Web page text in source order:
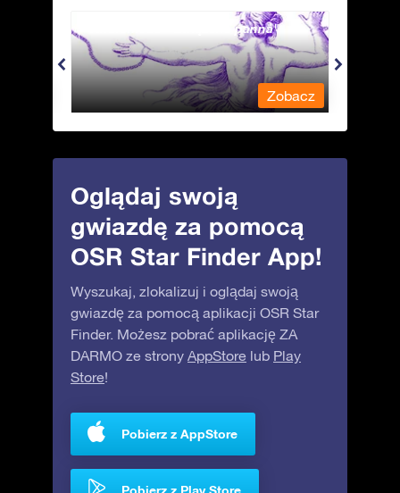
Andromeda - Związana panna
Zobacz
Oglądaj swoją
gwiazdę za pomocą
OSR Star Finder App!
Wyszukaj, zlokalizuj i oglądaj swoją
gwiazdę za pomocą aplikacji OSR Star
Finder. Możesz pobrać aplikację ZA
DARMO ze strony AppStore lub Play
Store!
Pobierz z AppStore
Pobierz z Play Store